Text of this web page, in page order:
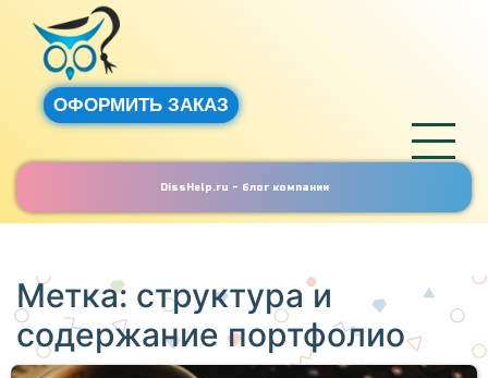
ОФОРМИТЬ ЗАКАЗ
DissHelp.ru - блог компании
Метка: структура и
содержание портфолио